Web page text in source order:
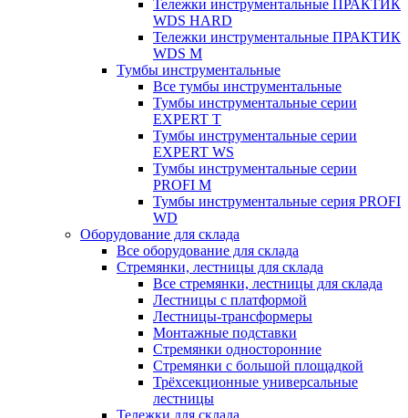
Тележки инструментальные ПРАКТИК
WDS HARD
Тележки инструментальные ПРАКТИК
WDS M
Тумбы инструментальные
Все тумбы инструментальные
Тумбы инструментальные серии
EXPERT T
Тумбы инструментальные серии
EXPERT WS
Тумбы инструментальные серии
PROFI M
Тумбы инструментальные серия PROFI
WD
Оборудование для склада
Все оборудование для склада
Стремянки, лестницы для склада
Все стремянки, лестницы для склада
Лестницы с платформой
Лестницы-трансформеры
Монтажные подставки
Стремянки односторонние
Стремянки с большой площадкой
Трёхсекционные универсальные
лестницы
Тележки для склада